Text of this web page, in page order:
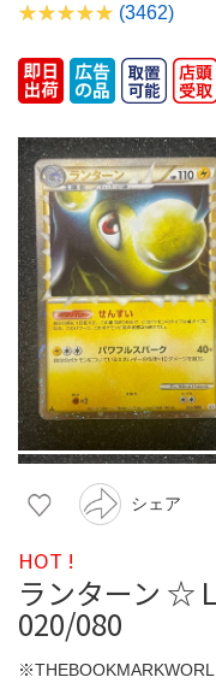
(3462)
シェア
HOT !
ランターン ☆
020/080